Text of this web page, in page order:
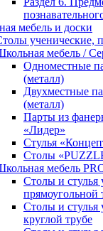
мебель и доски
ученические,
мебель /
Одноместные
(металл)
Двухместные
(металл)
Парты из
«Лидер»
Стулья
Столы
мебель
Столы и стулья
прямоугольной
Столы и стулья
круглой трубе